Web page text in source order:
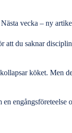
vecka – ny
du saknar
köket. Men
engångsföreteelse